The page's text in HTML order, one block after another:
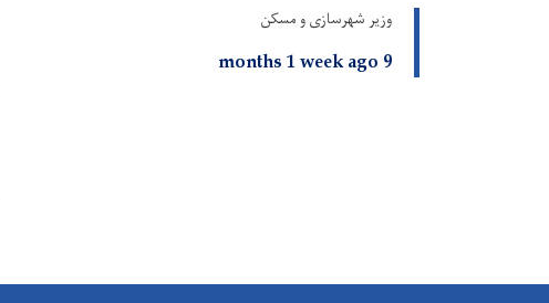
وزیر شهرسازی و مسکن
9 months 1 week ago